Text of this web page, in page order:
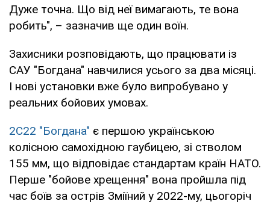
Дуже точна. Що від неї вимагають, те вона
робить", – зазначив ще один воїн.
Захисники розповідають, що працювати із
САУ "Богдана" навчилися усього за два місяці.
І нові установки вже було випробувано у
реальних бойових умовах.
2С22 "Богдана" є першою українською
колісною самохідною гаубицею, зі стволом
155 мм, що відповідає стандартам країн НАТО.
Перше "бойове хрещення" вона пройшла під
час боїв за острів Зміїний у 2022-му, цьогоріч